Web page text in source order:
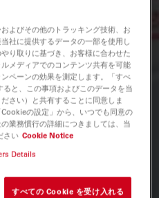
よびその他のトラッキング技術、お
社に提供するデータの一部を使用し
り取りに基づき、お客様に合わせた
メディアでのコンテンツ共有を可能
ペーンの効果を測定します。「すべ
と、この事項およびこのデータを当
さい）と共有することに同意しま
の設定」から、いつでも同意の
業務慣行の詳細につきましては、当
さい Cookie Notice
Details
すべての Cookie を受け入れる